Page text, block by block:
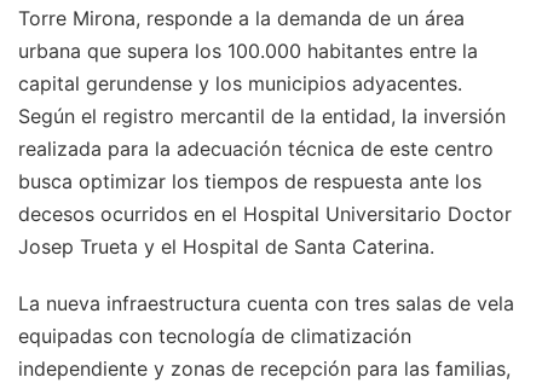
Torre Mirona, responde a la demanda de un área
urbana que supera los 100.000 habitantes entre la
capital gerundense y los municipios adyacentes.
Según el registro mercantil de la entidad, la inversión
realizada para la adecuación técnica de este centro
busca optimizar los tiempos de respuesta ante los
decesos ocurridos en el Hospital Universitario Doctor
Josep Trueta y el Hospital de Santa Caterina.
La nueva infraestructura cuenta con tres salas de vela
equipadas con tecnología de climatización
independiente y zonas de recepción para las familias,